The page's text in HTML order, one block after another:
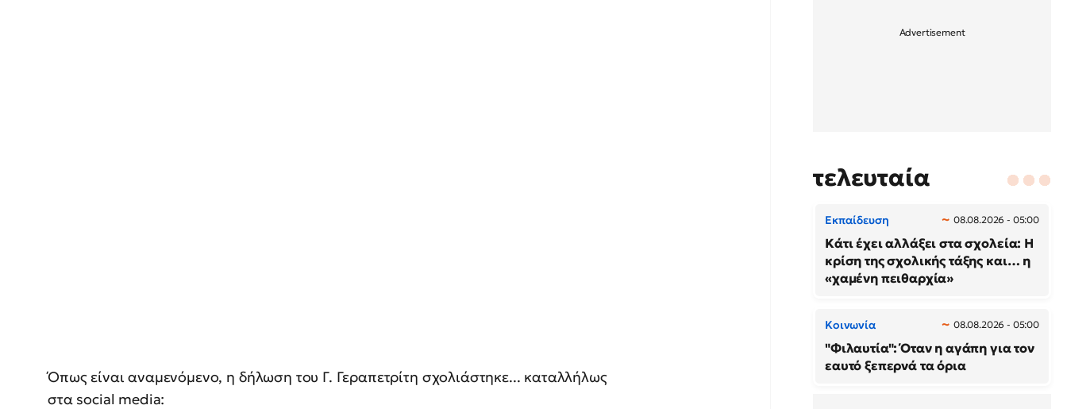
Όπως είναι αναμενόμενο, η δήλωση του Γ. Γεραπετρίτη σχολιάστηκε... καταλλήλως
στα social media:
τελευταία
Εκπαίδευση 08.08.2026 - 05:00
Κάτι έχει αλλάξει στα σχολεία: H
κρίση της σχολικής τάξης και… η
«χαμένη πειθαρχία»
Κοινωνία 08.08.2026 - 05:00
"Φιλαυτία": Όταν η αγάπη για τον
εαυτό ξεπερνά τα όρια